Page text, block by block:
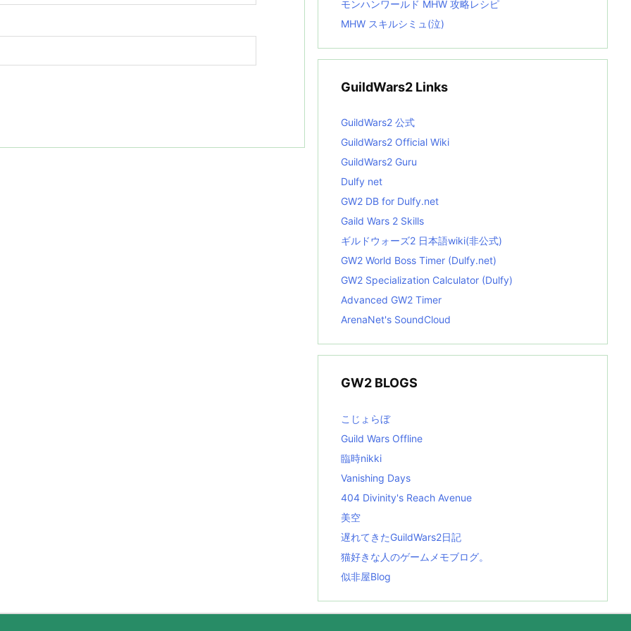
モンハンワールド MHW 攻略レシピ
MHW スキルシミュ(泣)
GuildWars2 Links
GuildWars2 公式
GuildWars2 Official Wiki
GuildWars2 Guru
Dulfy net
GW2 DB for Dulfy.net
Gaild Wars 2 Skills
ギルドウォーズ2 日本語wiki(非公式)
GW2 World Boss Timer (Dulfy.net)
GW2 Specialization Calculator (Dulfy)
Advanced GW2 Timer
ArenaNet's SoundCloud
GW2 BLOGS
こじょらぼ
Guild Wars Offline
臨時nikki
Vanishing Days
404 Divinity's Reach Avenue
美空
遅れてきたGuildWars2日記
猫好きな人のゲームメモブログ。
似非屋Blog